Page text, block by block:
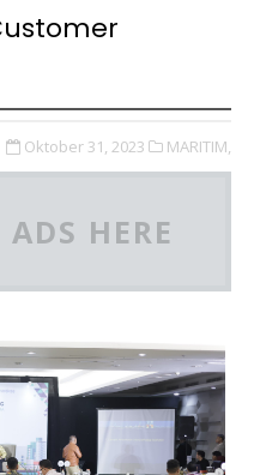
Oktober 31, 2023 MARITIM,
HERE